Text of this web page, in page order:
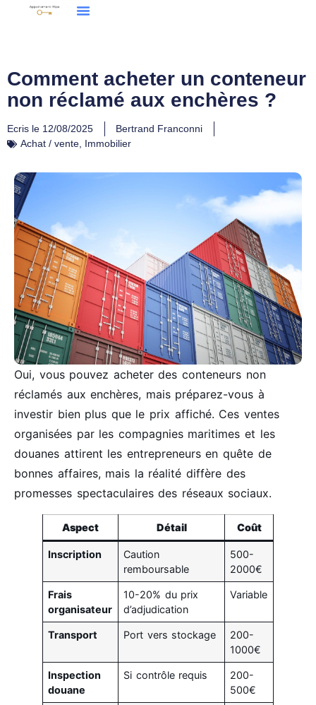
Comment acheter un conteneur
non réclamé aux enchères ?
Ecris le 12/08/2025
Bertrand Franconni
Achat / vente, Immobilier
Oui, vous pouvez acheter des conteneurs non
réclamés aux enchères, mais préparez-vous à
investir bien plus que le prix affiché. Ces ventes
organisées par les compagnies maritimes et les
douanes attirent les entrepreneurs en quête de
bonnes affaires, mais la réalité diffère des
promesses spectaculaires des réseaux sociaux.
Aspect Détail Coût
Inscription
Caution
remboursable
500-
2000€
Frais
organisateur
10-20% du prix
d’adjudication
Variable
Transport Port vers stockage
200-
1000€
Inspection
douane
Si contrôle requis
200-
500€